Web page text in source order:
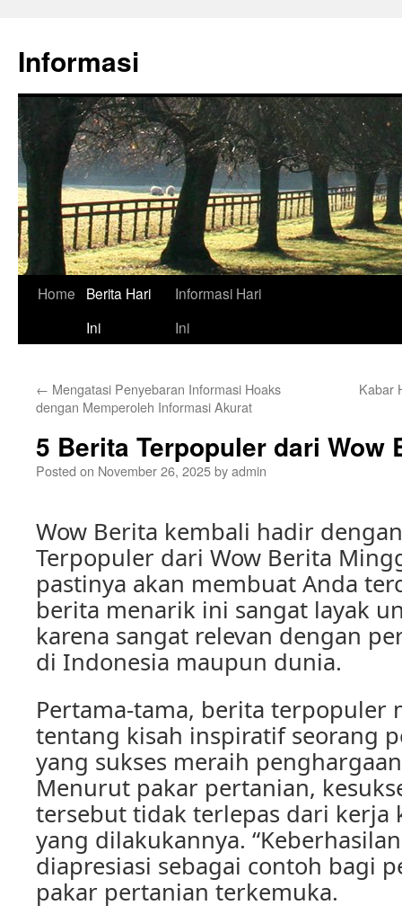
content
Informasi
Home
Berita Hari
Ini
Informasi Hari
Ini
← Mengatasi Penyebaran Informasi Hoaks
dengan Memperoleh Informasi Akurat
Kabar
5 Berita Terpopuler dari Wow
Posted on November 26, 2025byadmin
Wow Berita kembali hadir
Terpopuler dari Wow Berita
pastinya akan membuat Anda
berita menarik ini sangat layak
karena sangat relevan dengan
di Indonesia maupun dunia.
Pertama-tama, berita terpopuler
tentang kisah inspiratif seorang
yang sukses meraih
Menurut pakar pertanian,
tersebut tidak terlepas dari kerja
yang dilakukannya.
diapresiasi sebagai contoh bagi
pakar pertanian terkemuka.